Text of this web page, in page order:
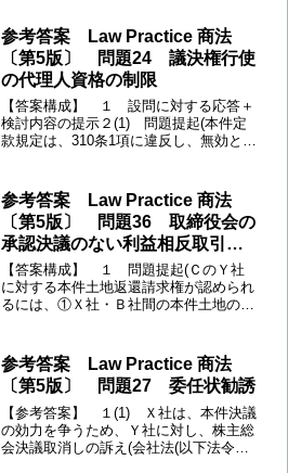
参考答案 Law Practice 商法
〔第5版〕 問題24 議決権行使
の代理人資格の制限
【答案構成】 １ 設問に対する応答＋
検討内容の提示２(1) 問題提起(本件定
款規定は、310条1項に違反し、無効とな
め(代理人資格を株主に限定した趣旨=株
主総...
参考答案 Law Practice 商法
〔第5版〕 問題36 取締役会の
承認決議のない利益相反取引の
効力
【答案構成】 １ 問題提起(ＣのＹ社
に対する本件土地返還請求権が認められ
るには、①Ｘ社・Ｂ社間の本件土地の売
(356条1項2号が定める「第三者のため
に」株式会社と...
参考答案 Law Practice 商法
〔第5版〕 問題27 委任状勧誘
【参考答案】 １(1) Ｘ社は、本件決議
の効力を争うため、Ｙ社に対し、株主総
会決議取消しの訴え(会社法(以下法令名